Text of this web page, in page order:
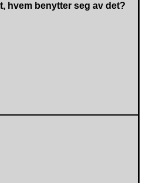
hvem benytter seg av det?